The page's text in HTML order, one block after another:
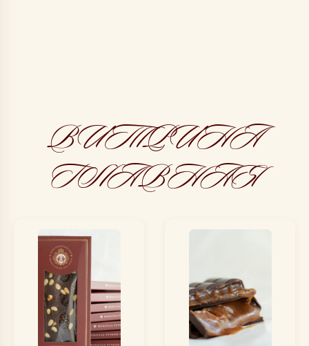
ВИТРИНА
ГЛАВНАЯ